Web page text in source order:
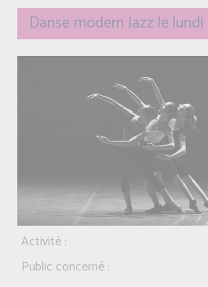
Danse modern Jazz le
Activité :
Public concerné :